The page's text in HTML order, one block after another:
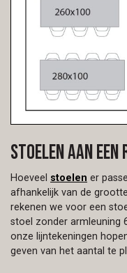
Stoelen aan
Hoeveel stoelen er
afhankelijk van de
rekenen we voor een
stoel zonder
onze lijntekeningen
geven van het aantal te